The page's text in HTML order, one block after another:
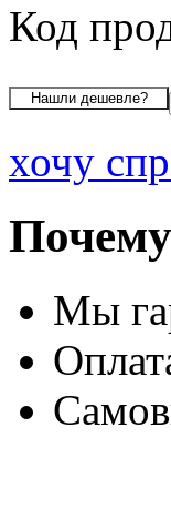
Код
хочу
Мы